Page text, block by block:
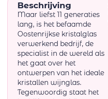
Beschrijving
Maar liefst 11 generaties
lang, is het befaamde
Oostenrijkse kristalglas
verwerkend bedrijf, de
specialist in de wereld als
het gaat over het
ontwerpen van het ideale
kristallen wijnglas.
Tegenwoordig staat het